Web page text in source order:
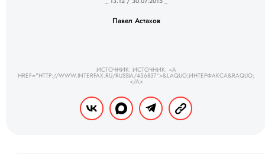
Павел Астахов
ИСТОЧНИК: ИСТОЧНИК: <A
HREF="HTTP://WWW.INTERFAX.RU/RUSSIA/456837">&LAQUO;ИНТЕРФАКСА&RAQUO;
</A>